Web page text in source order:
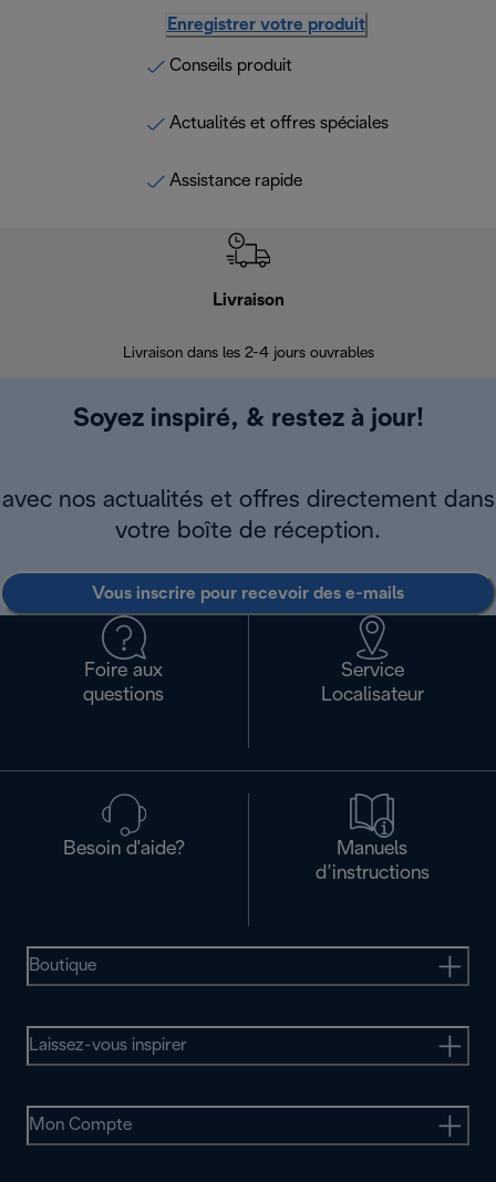
Enregistrer votre produit
Conseils produit
Actualités et offres spéciales
Assistance rapide
Livraison
Livraison dans les 2-4 jours ouvrables
Soyez inspiré, & restez à jour!
avec nos actualités et offres directement dans
votre boîte de réception.
Vous inscrire pour recevoir des e-mails
Foire aux
questions
Service
Localisateur
Besoin d'aide?
Manuels
d’instructions
Boutique
Laissez-vous inspirer
Mon Compte